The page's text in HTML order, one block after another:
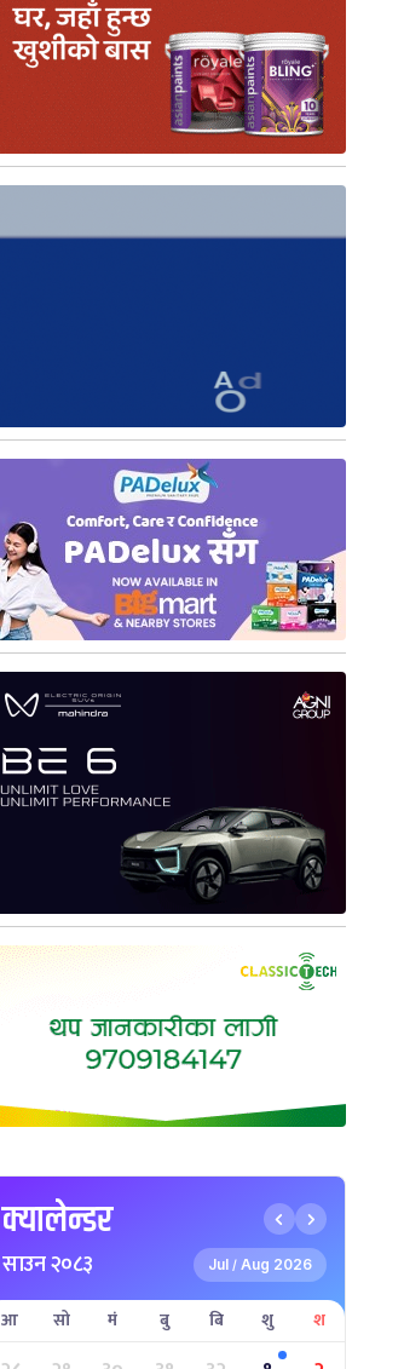
क्यालेन्डर
साउन २०८३ Jul / Aug 2026
आ सो मं बु बि शु श